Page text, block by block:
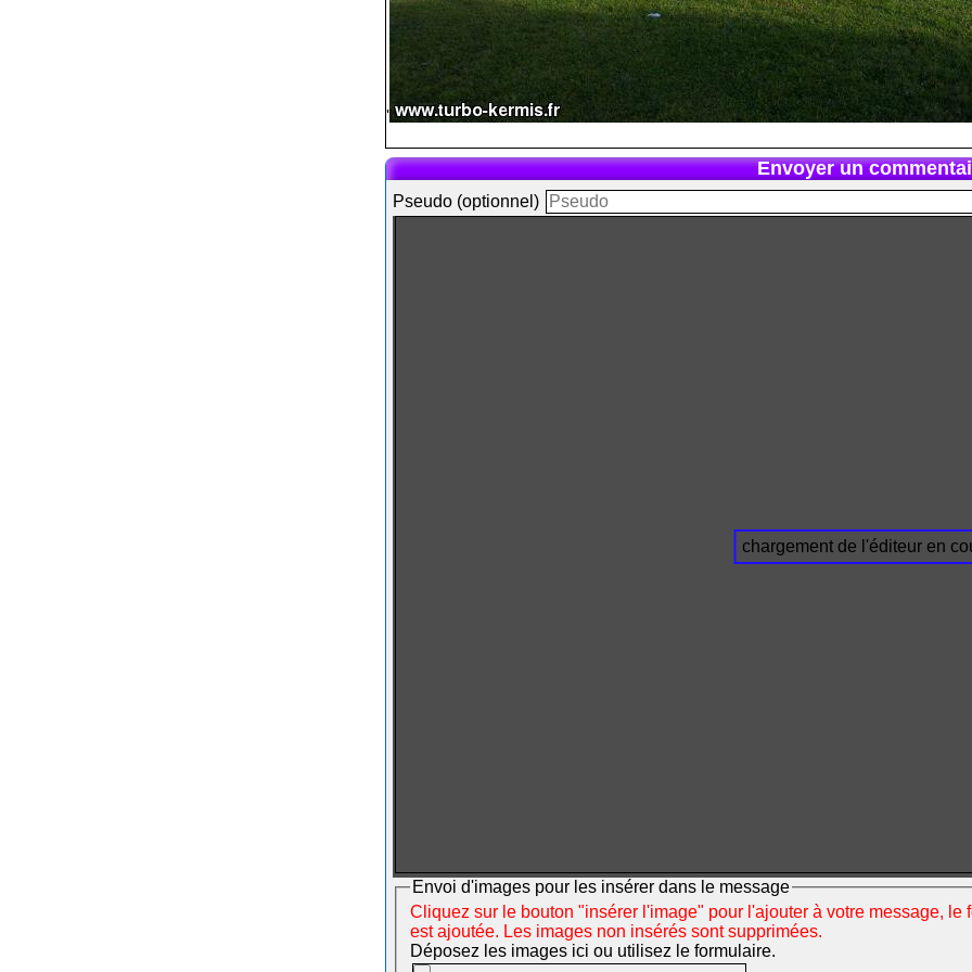
'
Envoyer un
Pseudo (optionnel)
chargement de l'éditeur en
Envoi d'images pour les insérer dans le message
Cliquez sur le bouton "insérer l'image" pour l'ajouter à votre message,
est ajoutée. Les images non insérés sont supprimées.
Déposez les images ici ou utilisez le formulaire.